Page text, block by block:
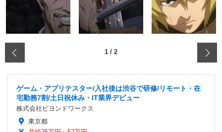
1 / 2
ゲーム・アプリテスター/入社後は渋谷で研修/リモート・在
宅勤務7割/土日祝休み・IT業界デビュー
株式会社ビヨンドワークス
東京都